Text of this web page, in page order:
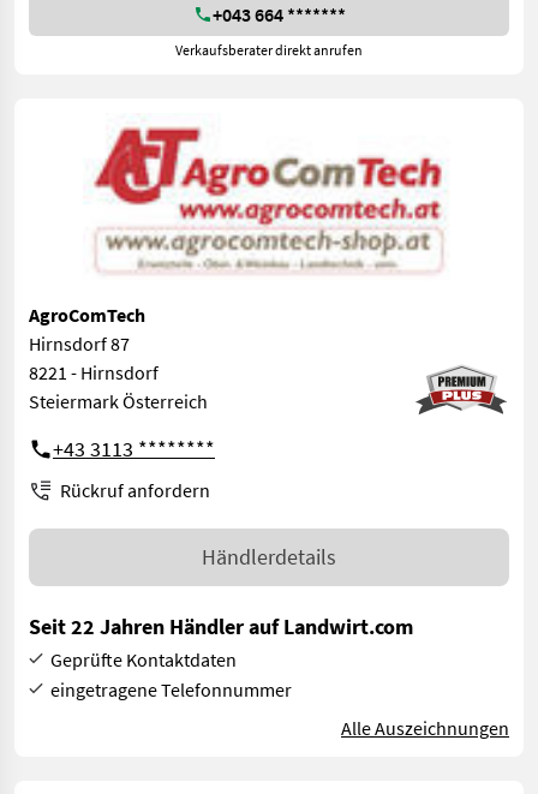
+043 664 *******
Verkaufsberater direkt anrufen
AgroComTech
Hirnsdorf 87
8221 - Hirnsdorf
Steiermark Österreich
+43 3113 ********
Rückruf anfordern
Händlerdetails
Seit 22 Jahren Händler auf Landwirt.com
Geprüfte Kontaktdaten
eingetragene Telefonnummer
Alle Auszeichnungen